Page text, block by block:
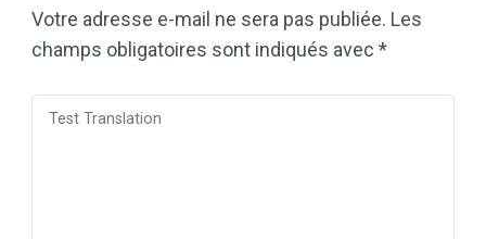
Votre adresse e-mail ne sera pas publiée. Les
champs obligatoires sont indiqués avec *